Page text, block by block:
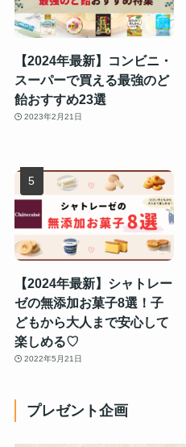
【2024年最新】コンビニ・
スーパーで買える最強のど
飴おすすめ23選
2023年2月21日
【2024年最新】シャトレー
ゼの無添加お菓子8選！子
どもから大人まで安心して
楽しめる♡
2022年5月21日
プレゼント企画